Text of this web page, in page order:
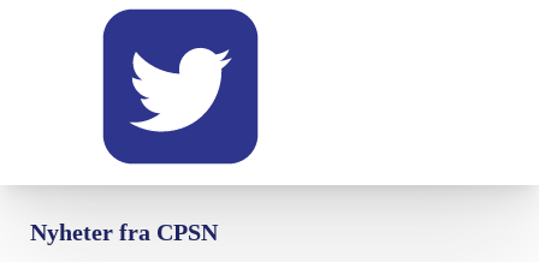
Nyheter fra CPSN